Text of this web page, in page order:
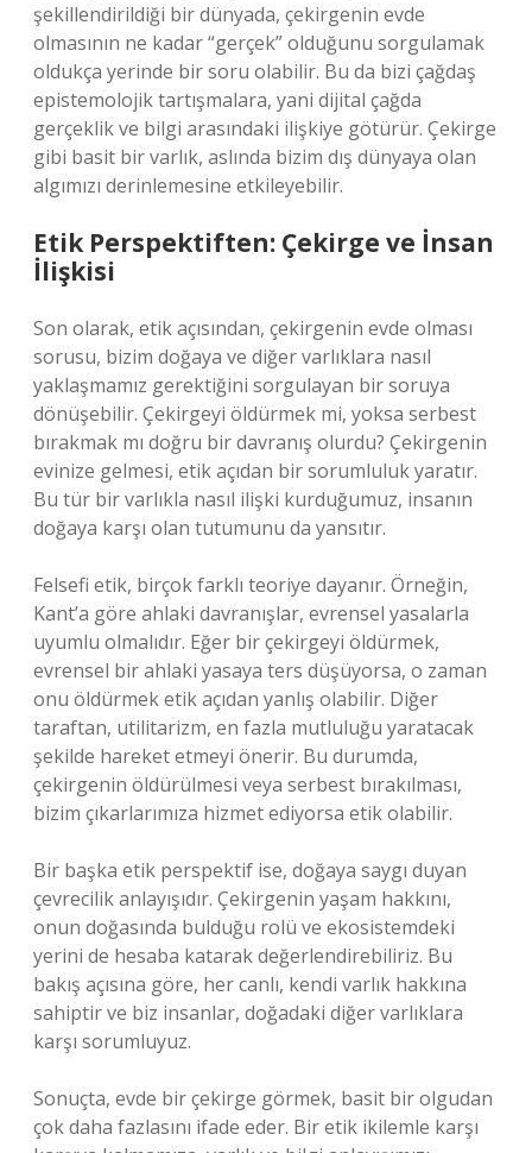
şekillendirildiği bir dünyada, çekirgenin evde
olmasının ne kadar “gerçek” olduğunu sorgulamak
oldukça yerinde bir soru olabilir. Bu da bizi çağdaş
epistemolojik tartışmalara, yani dijital çağda
gerçeklik ve bilgi arasındaki ilişkiye götürür. Çekirge
gibi basit bir varlık, aslında bizim dış dünyaya olan
algımızı derinlemesine etkileyebilir.
Etik Perspektiften: Çekirge ve İnsan
İlişkisi
Son olarak, etik açısından, çekirgenin evde olması
sorusu, bizim doğaya ve diğer varlıklara nasıl
yaklaşmamız gerektiğini sorgulayan bir soruya
dönüşebilir. Çekirgeyi öldürmek mi, yoksa serbest
bırakmak mı doğru bir davranış olurdu? Çekirgenin
evinize gelmesi, etik açıdan bir sorumluluk yaratır.
Bu tür bir varlıkla nasıl ilişki kurduğumuz, insanın
doğaya karşı olan tutumunu da yansıtır.
Felsefi etik, birçok farklı teoriye dayanır. Örneğin,
Kant’a göre ahlaki davranışlar, evrensel yasalarla
uyumlu olmalıdır. Eğer bir çekirgeyi öldürmek,
evrensel bir ahlaki yasaya ters düşüyorsa, o zaman
onu öldürmek etik açıdan yanlış olabilir. Diğer
taraftan, utilitarizm, en fazla mutluluğu yaratacak
şekilde hareket etmeyi önerir. Bu durumda,
çekirgenin öldürülmesi veya serbest bırakılması,
bizim çıkarlarımıza hizmet ediyorsa etik olabilir.
Bir başka etik perspektif ise, doğaya saygı duyan
çevrecilik anlayışıdır. Çekirgenin yaşam hakkını,
onun doğasında bulduğu rolü ve ekosistemdeki
yerini de hesaba katarak değerlendirebiliriz. Bu
bakış açısına göre, her canlı, kendi varlık hakkına
sahiptir ve biz insanlar, doğadaki diğer varlıklara
karşı sorumluyuz.
Sonuçta, evde bir çekirge görmek, basit bir olgudan
çok daha fazlasını ifade eder. Bir etik ikilemle karşı